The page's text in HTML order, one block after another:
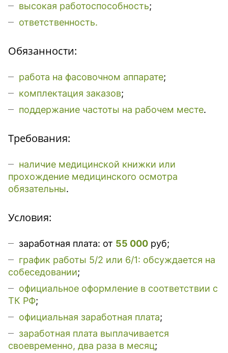
высокая работоспособность;
ответственность.
Обязанности:
работа на фасовочном аппарате;
комплектация заказов;
поддержание частоты на рабочем месте.
Требования:
наличие медицинской книжки или
прохождение медицинского осмотра
обязательны.
Условия:
заработная плата: от 55 000 руб;
график работы 5/2 или 6/1: обсуждается на
собеседовании;
официальное оформление в соответствии с
ТК РФ;
официальная заработная плата;
заработная плата выплачивается
своевременно, два раза в месяц;